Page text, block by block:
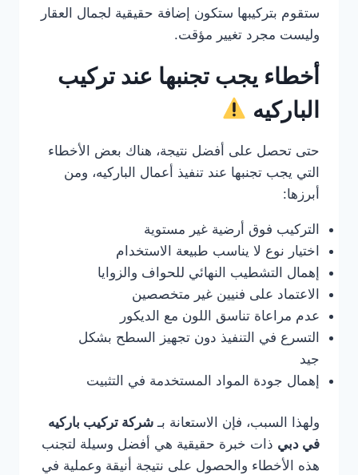
ستقوم بتركيبها ستكون إضافة حقيقية لجمال العقار
وليست مجرد تغيير مؤقت.
أخطاء يجب تجنبها عند تركيب
الباركيه
حتى تحصل على أفضل نتيجة، هناك بعض الأخطاء
التي يجب تجنبها عند تنفيذ أعمال الباركيه، ومن
أبرزها:
التركيب فوق أرضية غير مستوية
اختيار نوع لا يناسب طبيعة الاستخدام
إهمال التشطيب النهائي للحواف والزوايا
الاعتماد على فنيين غير متخصصين
عدم مراعاة تناسق اللون مع الديكور
التسرع في التنفيذ دون تجهيز السطح بشكل
جيد
إهمال جودة المواد المستخدمة في التثبيت
ولهذا السبب، فإن الاستعانة بـ شركة تركيب باركيه
في دبي ذات خبرة حقيقية هي أفضل وسيلة لتجنب
هذه الأخطاء والحصول على نتيجة أنيقة وعملية في